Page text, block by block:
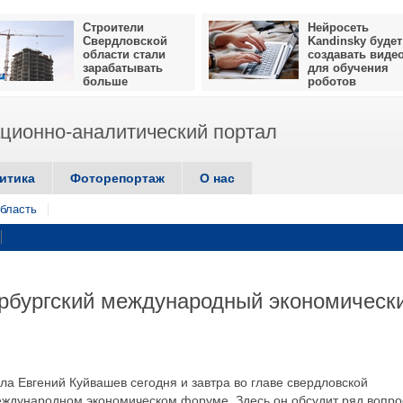
Строители
Свердловской
области стали
зарабатывать
больше
Нейросеть
Kandinsky будет
создавать
для обучения
роботов
аналитический портал
Фоторепортаж О нас
международный
Евгений Куйвашев сегодня и завтра во главе свердловской